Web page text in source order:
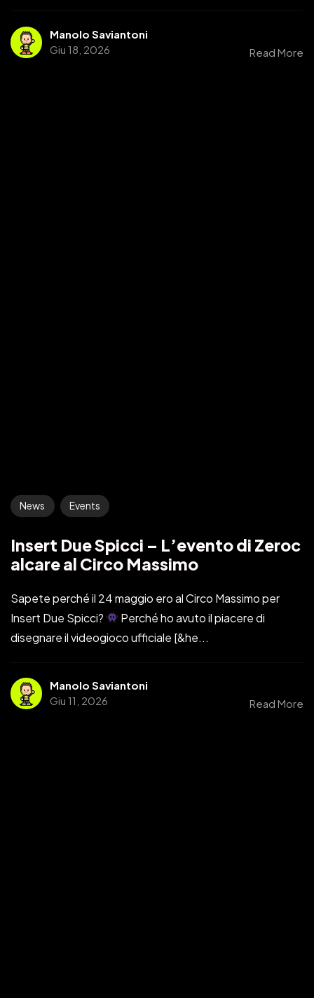
Manolo Saviantoni
Giu 18, 2026
Read More
News Events
Insert Due Spicci – L’evento di Zeroc
alcare al Circo Massimo
Sapete perché il 24 maggio ero al Circo Massimo per
Insert Due Spicci?
Perché ho avuto il piacere di
disegnare il videogioco ufficiale [&he...
Manolo Saviantoni
Giu 11, 2026
Read More